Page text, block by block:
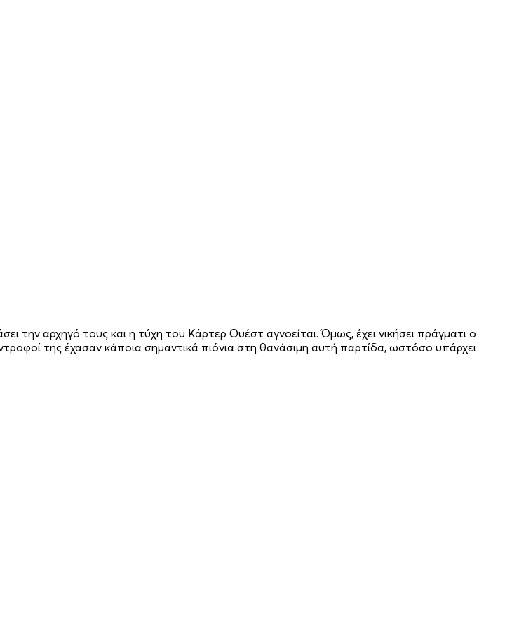
την αρχηγό τους και η τύχη του Κάρτερ Ουέστ αγνοείται. Όμως, έχει νικήσει πράγματι ο
της έχασαν κάποια σημαντικά πιόνια στη θανάσιμη αυτή παρτίδα, ωστόσο υπάρχει